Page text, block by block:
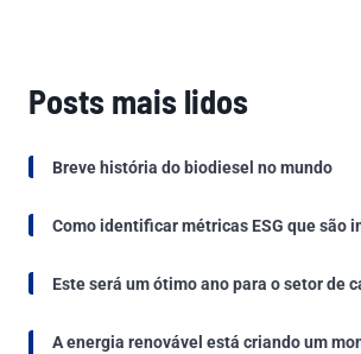
Posts mais lidos
Breve história do biodiesel no mundo
Como identificar métricas ESG que são
Este será um ótimo ano para o setor de
A energia renovável está criando um